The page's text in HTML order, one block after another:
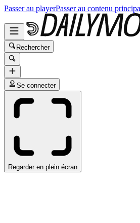
Passer au playerPasser au contenu
Rechercher
Se connecter
Regarder en plein écran